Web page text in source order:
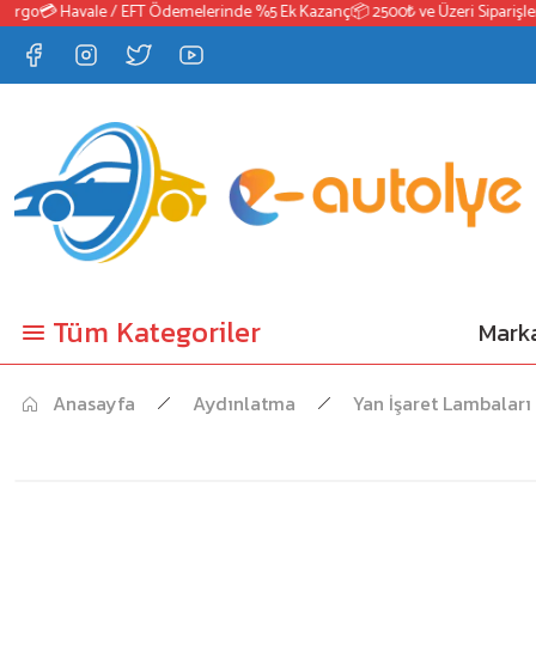
💳 Havale / EFT Ödemelerinde %5 Ek Kazanç📦 2500₺ ve Üzeri
Tüm Kategoriler
Anasayfa Aydınlatma Yan İşaret Lambaları